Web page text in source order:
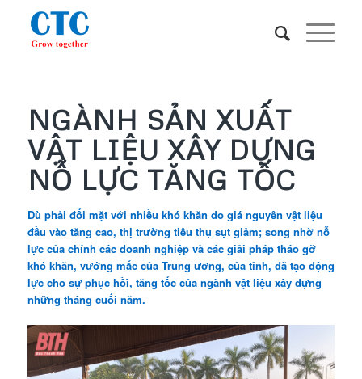
NGÀNH SẢN XUẤT
VẬT LIỆU XÂY DỰNG
NỖ LỰC TĂNG TỐC
Dù phải đối mặt với nhiều khó khăn do giá nguyên vật liệu
đầu vào tăng cao, thị trường tiêu thụ sụt giảm; song nhờ nỗ
lực của chính các doanh nghiệp và các giải pháp tháo gỡ
khó khăn, vướng mắc của Trung ương, của tỉnh, đã tạo động
lực cho sự phục hồì, tăng tốc của ngành vật liệu xây dựng
những tháng cuối năm.